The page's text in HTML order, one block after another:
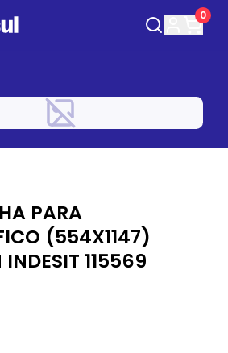
0
PARA
(554X1147)
115569